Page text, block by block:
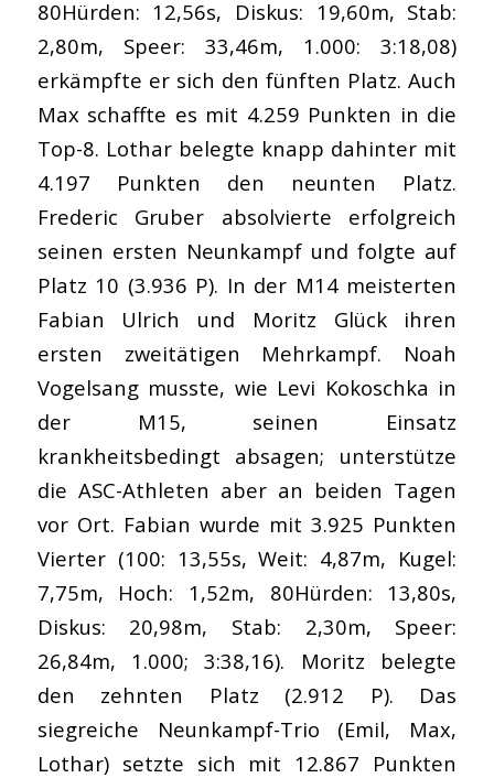
80Hürden: 12,56s, Diskus: 19,60m, Stab:
2,80m, Speer: 33,46m, 1.000: 3:18,08)
erkämpfte er sich den fünften Platz. Auch
Max schaffte es mit 4.259 Punkten in die
Top-8. Lothar belegte knapp dahinter mit
4.197 Punkten den neunten Platz.
Frederic Gruber absolvierte erfolgreich
seinen ersten Neunkampf und folgte auf
Platz 10 (3.936 P). In der M14 meisterten
Fabian Ulrich und Moritz Glück ihren
ersten zweitätigen Mehrkampf. Noah
Vogelsang musste, wie Levi Kokoschka in
der M15, seinen Einsatz
krankheitsbedingt absagen; unterstütze
die ASC-Athleten aber an beiden Tagen
vor Ort. Fabian wurde mit 3.925 Punkten
Vierter (100: 13,55s, Weit: 4,87m, Kugel:
7,75m, Hoch: 1,52m, 80Hürden: 13,80s,
Diskus: 20,98m, Stab: 2,30m, Speer:
26,84m, 1.000; 3:38,16). Moritz belegte
den zehnten Platz (2.912 P). Das
siegreiche Neunkampf-Trio (Emil, Max,
Lothar) setzte sich mit 12.867 Punkten